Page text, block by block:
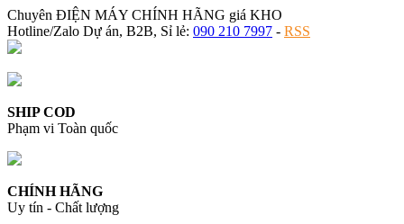
Chuyên ĐIỆN MÁY CHÍNH HÃNG giá KHO
Hotline/Zalo Dự án, B2B, Sỉ lẻ: 090 210 7997 - RSS
SHIP COD
Phạm vi Toàn quốc
CHÍNH HÃNG
Uy tín - Chất lượng